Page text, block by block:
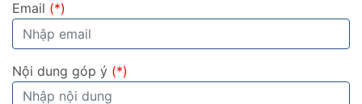
Email (*)
Nội dung góp ý (*)